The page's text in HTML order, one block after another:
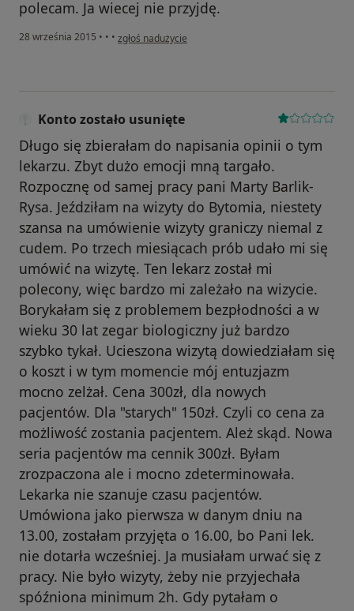
polecam. Ja wiecej nie przyjdę.
28 września 2015 • • • w opinii użytkownika Konto zostało usunięte
zgłoś nadużycie
Konto zostało usunięte
Długo się zbierałam do napisania opinii o tym
lekarzu. Zbyt dużo emocji mną targało.
Rozpocznę od samej pracy pani Marty Barlik-
Rysa. Jeździłam na wizyty do Bytomia, niestety
szansa na umówienie wizyty graniczy niemal z
cudem. Po trzech miesiącach prób udało mi się
umówić na wizytę. Ten lekarz został mi
polecony, więc bardzo mi zależało na wizycie.
Borykałam się z problemem bezpłodności a w
wieku 30 lat zegar biologiczny już bardzo
szybko tykał. Ucieszona wizytą dowiedziałam się
o koszt i w tym momencie mój entuzjazm
mocno zelżał. Cena 300zł, dla nowych
pacjentów. Dla "starych" 150zł. Czyli co cena za
możliwość zostania pacjentem. Ależ skąd. Nowa
seria pacjentów ma cennik 300zł. Byłam
zrozpaczona ale i mocno zdeterminowała.
Lekarka nie szanuje czasu pacjentów.
Umówiona jako pierwsza w danym dniu na
13.00, zostałam przyjęta o 16.00, bo Pani lek.
nie dotarła wcześniej. Ja musiałam urwać się z
pracy. Nie było wizyty, żeby nie przyjechała
spóźniona minimum 2h. Gdy pytałam o